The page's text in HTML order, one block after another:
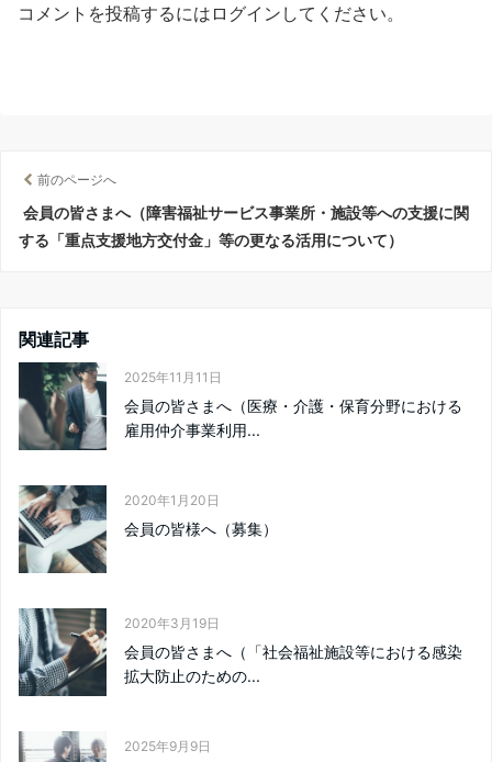
コメントを投稿するには ログイン してください。
前のページへ
会員の皆さまへ（障害福祉サービス事業所・施設等への支援に関
する「重点支援地方交付金」等の更なる活用について）
関連記事
2025年11月11日
会員の皆さまへ（医療・介護・保育分野における
雇用仲介事業利用...
2020年1月20日
会員の皆様へ（募集）
2020年3月19日
会員の皆さまへ（「社会福祉施設等における感染
拡大防止のための...
2025年9月9日